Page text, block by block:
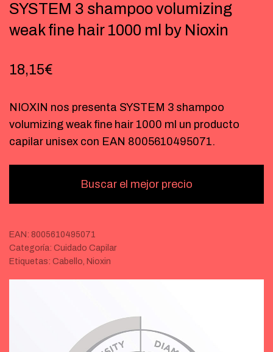
SYSTEM 3 shampoo volumizing
weak fine hair 1000 ml by Nioxin
18,15€
NIOXIN nos presenta SYSTEM 3 shampoo
volumizing weak fine hair 1000 ml un producto
capilar unisex con EAN 8005610495071.
Buscar el mejor precio
EAN: 8005610495071
Categoría: Cuidado Capilar
Etiquetas: Cabello, Nioxin